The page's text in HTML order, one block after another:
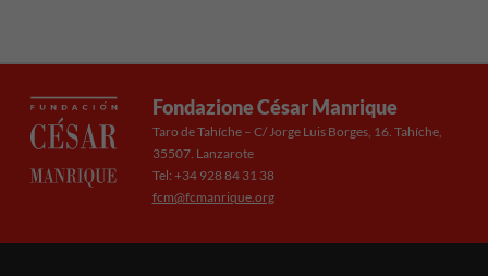
Fondazione César Manrique
Taro de Tahíche – C/ Jorge Luis Borges, 16. Tahíche,
35507. Lanzarote
Tel: +34 928 84 31 38
fcm@fcmanrique.org